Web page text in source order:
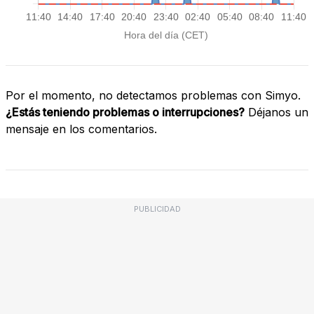
Por el momento, no detectamos problemas con Simyo.
¿Estás teniendo problemas o interrupciones? Déjanos un
mensaje en los comentarios.
PUBLICIDAD